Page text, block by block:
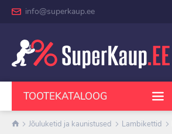
info@superkaup.ee
TOOTEKATALOOG
Jõuluketid ja kaunistused Lambikettid